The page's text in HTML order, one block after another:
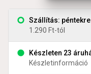
Szállítás:
1.290 Ft-tól
Készleten 23
Készletinformáció